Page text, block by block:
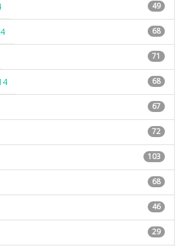
49
68
71
68
67
72
103
68
46
29